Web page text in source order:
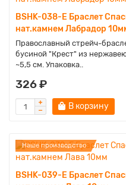
BSHK-038-E Браслет
нат.камнем Лабрадор
Православный стрейч-
бусиной "Крест" из
~5,5 см. Упаковка..
326 ₽
В корзину
Наше производство
BSHK-039-E Браслет